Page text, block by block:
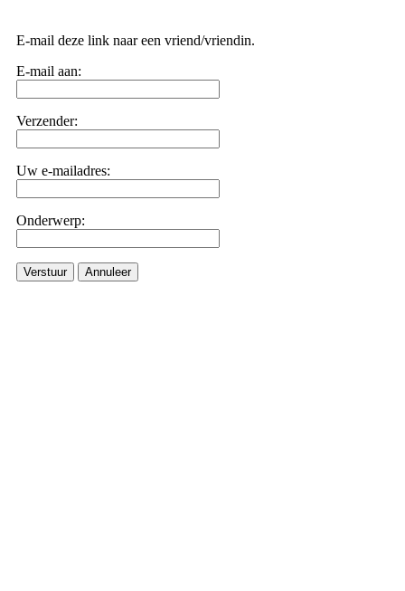
E-mail deze link naar een vriend/vriendin.
E-mail aan:
Verzender:
Uw e-mailadres:
Onderwerp:
Verstuur Annuleer